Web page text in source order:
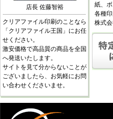
店長 佐藤智裕
クリアファイル印刷のことなら
「クリアファイル王国」にお任
せください。
激安価格で高品質の商品を全国
へ発送いたします。
サイトを見て分からないことが
ございましたら、お気軽にお問
い合わせくださいませ。
紙、
各種
株式